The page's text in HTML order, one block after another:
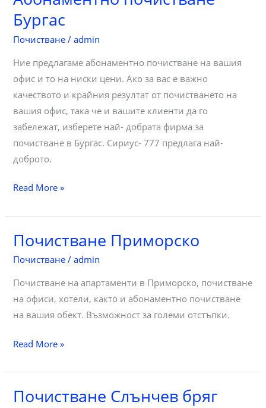
Бургас
Почистване /admin
Ние предлагаме абонаментно почистване на вашия
офис и то на ниски цени. Ако за вас е важно
качеството и крайния резултат от почистването на
вашия офис, така че и вашите клиенти да го
забележат, изберете най- добрата фирма за
почистване в Бургас. Сириус- 777 предлага най-
доброто.
Абонаментно
Бургас
Read More »
Почистване Приморско
Почистване /admin
Почистване на апартаменти в Приморско, почистване
на офиси, хотели, както и абонаментно почистване
на вашия обект. Възможност за големи отстъпки.
Почистване
Read More »
Почистване Слънчев бряг